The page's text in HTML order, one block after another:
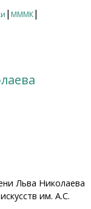
| МММК|
Льва Николаева
им. А.С.